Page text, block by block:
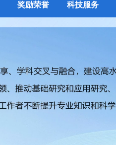
奖励荣誉 科技服务